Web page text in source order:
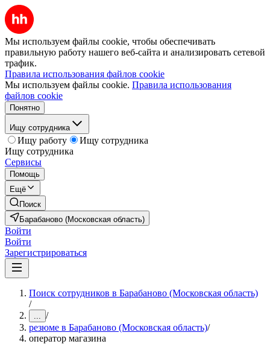
Мы используем файлы cookie, чтобы обеспечивать
правильную работу нашего веб-сайта и анализировать сетевой
трафик.
Правила использования файлов cookie
Мы используем файлы cookie. Правила использования
файлов cookie
Понятно
Ищу сотрудника
Ищу работу
Ищу сотрудника
Ищу сотрудника
Сервисы
Помощь
Ещё
Поиск
Барабаново (Московская область)
Войти
Войти
Зарегистрироваться
Поиск сотрудников в Барабаново (Московская область)
/
... /
резюме в Барабаново (Московская область)/
оператор магазина